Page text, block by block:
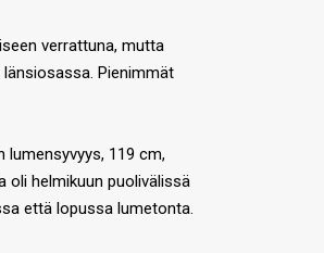
verrattuna, mutta
Pienimmät
lumensyvyys, 119 cm,
oli helmikuun puolivälissä
että lopussa lumetonta.